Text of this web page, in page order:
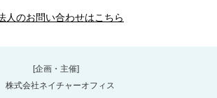
人のお問い合わせはこちら
[企画・主催]
株式会社ネイチャーオフィス